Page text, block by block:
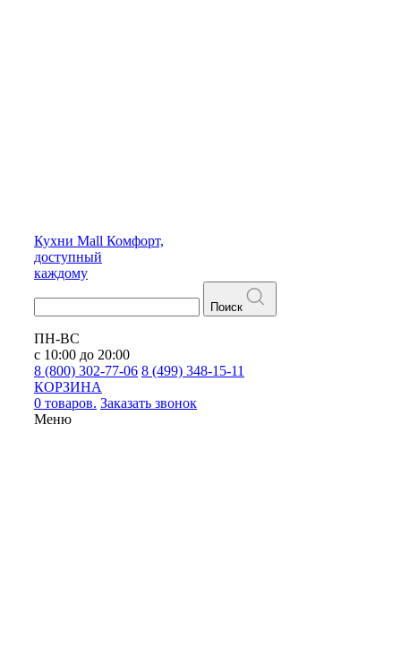
Кухни Mall Комфорт,
доступный
каждому
Поиск
ПН-ВС
с 10:00 до 20:00
8 (800) 302-77-06 8 (499) 348-15-11
КОРЗИНА
0 товаров. Заказать звонок
Меню